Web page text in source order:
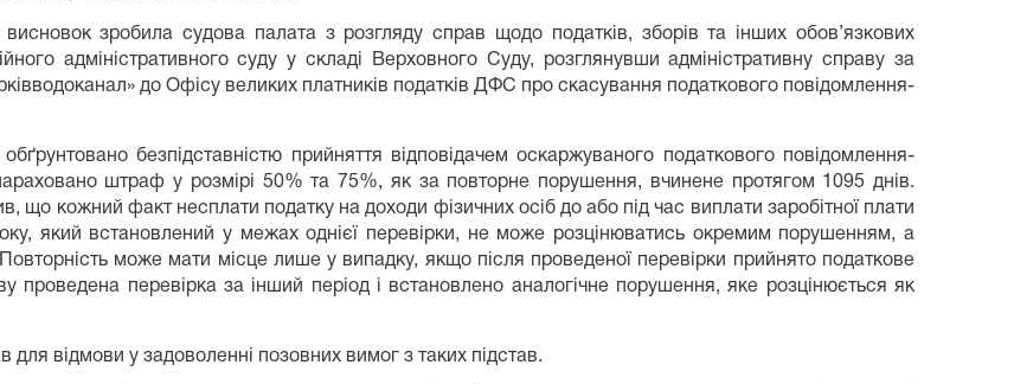
висновок зробила судова палата з розгляду справ щодо податків, зборів та інших обов’язкових
адміністративного суду у складі Верховного Суду, розглянувши адміністративну справу за
до Офісу великих платників податків ДФС про скасування податкового повідомлення-
обґрунтовано безпідставністю прийняття відповідачем оскаржуваного податкового повідомлення-
штраф у розмірі 50% та 75%, як за повторне порушення, вчинене протягом 1095 днів.
що кожний факт несплати податку на доходи фізичних осіб до або під час виплати заробітної плати
який встановлений у межах однієї перевірки, не може розцінюватись окремим порушенням, а
може мати місце лише у випадку, якщо після проведеної перевірки прийнято податкове
проведена перевірка за інший період і встановлено аналогічне порушення, яке розцінюється як
відмови у задоволенні позовних вимог з таких підстав.